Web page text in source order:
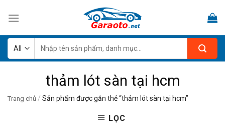
kiếm:
thảm lót sàn tại hcm
Trang chủ / Sản phẩm được gắn thẻ “thảm lót sàn tại hcm”
LỌC